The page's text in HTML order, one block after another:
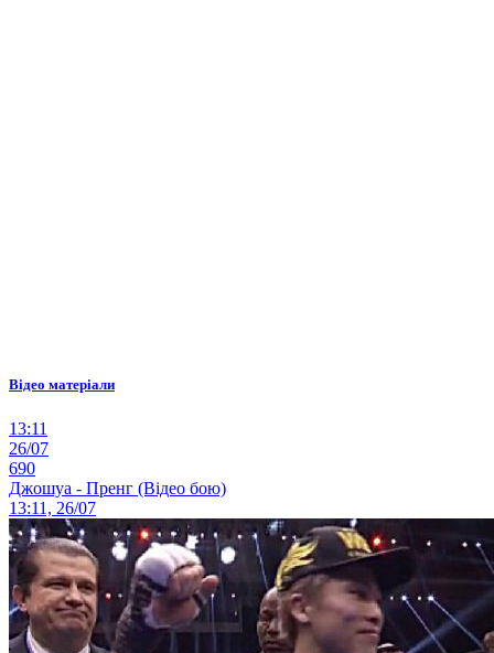
Відео матеріали
13:11
26/07
690
Джошуа - Пренг (Відео бою)
13:11, 26/07